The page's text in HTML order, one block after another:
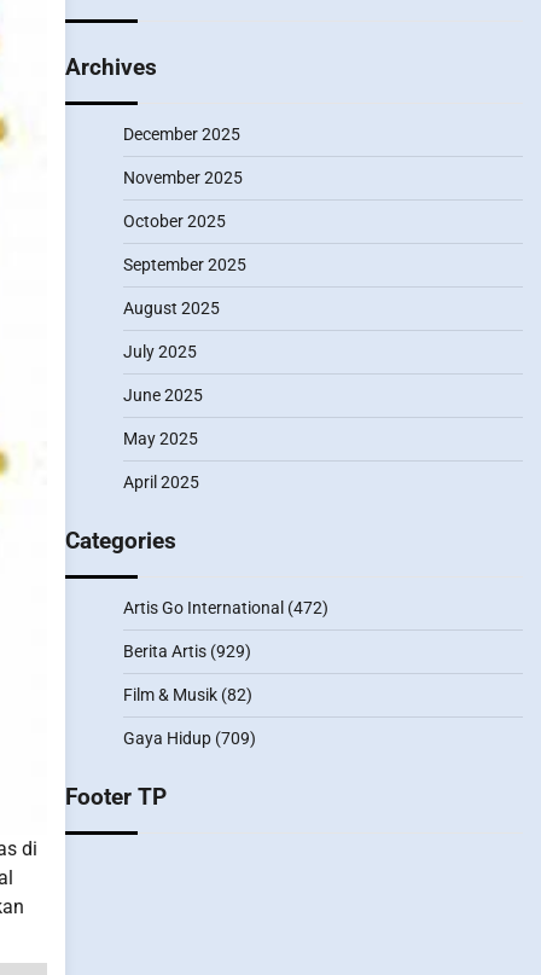
di
Archives
December 2025
November 2025
October 2025
September 2025
August 2025
July 2025
June 2025
May 2025
April 2025
Categories
Artis Go International (472)
Berita Artis(929)
Film & Musik(82)
Gaya Hidup(709)
Footer TP